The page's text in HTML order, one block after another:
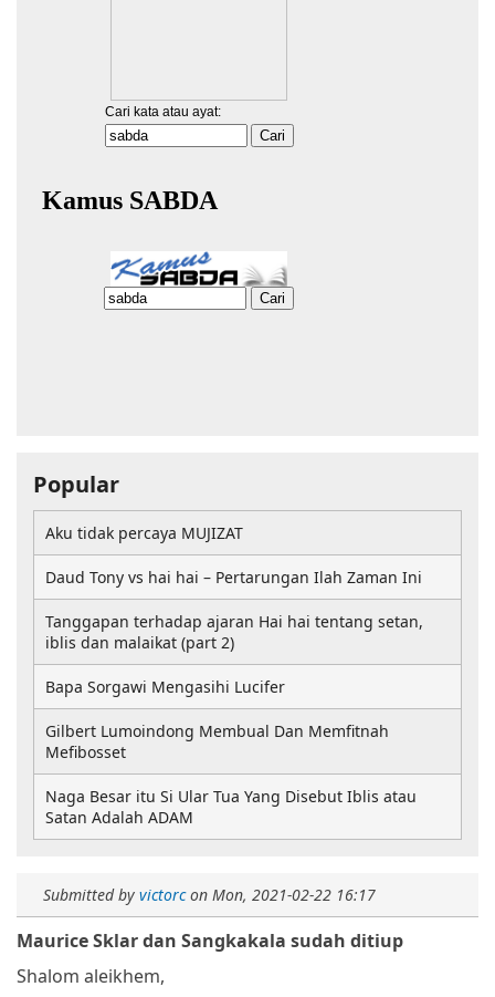
Submitted by victorcon Mon, 2021-02-22 16:17
Maurice Sklar dan Sangkakala sudah ditiup
Shalom aleikhem,
Popular
Aku tidak percaya MUJIZAT
Daud Tony vs hai hai – Pertarungan Ilah Zaman Ini
Tanggapan terhadap ajaran Hai hai tentang setan,
iblis dan malaikat (part 2)
Bapa Sorgawi Mengasihi Lucifer
Gilbert Lumoindong Membual Dan Memfitnah
Mefibosset
Naga Besar itu Si Ular Tua Yang Disebut Iblis atau
Satan Adalah ADAM